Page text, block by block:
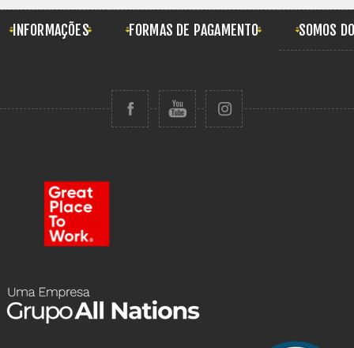
INFORMAÇÕES FORMAS DE PAGAMENTO SOMOS